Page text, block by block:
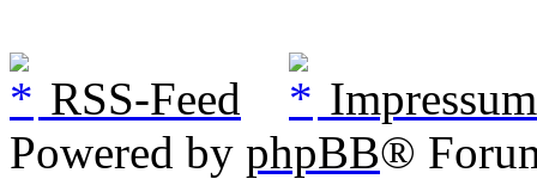
RSS-Feed
Impressum
Powered by phpBB®